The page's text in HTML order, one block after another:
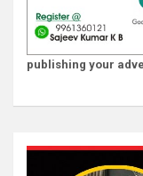
publishing your